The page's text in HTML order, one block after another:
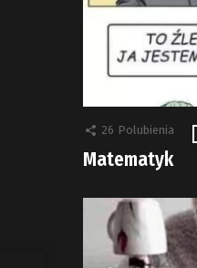
26 Polubienia
Matematyk